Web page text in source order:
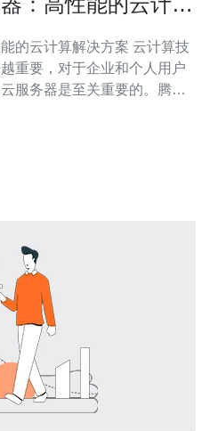
计算解决方案 云计算技
重要，对于企业和个人用户
服务器是至关重要的。腾讯
拥有较高的知名度。腾讯新